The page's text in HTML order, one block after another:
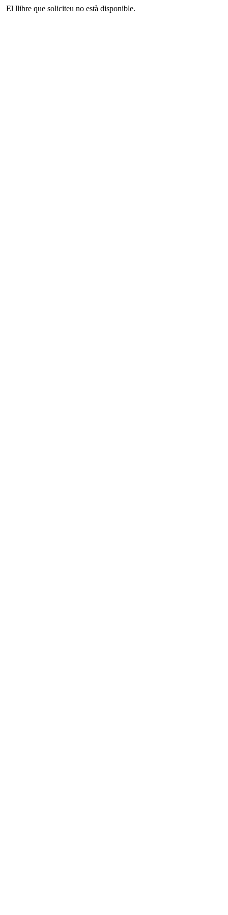
El llibre que soliciteu no està disponible.